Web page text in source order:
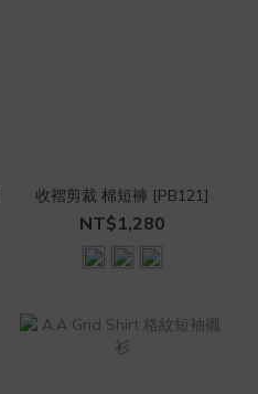
收褶剪裁 棉短褲 [PB121]
NT$1,280